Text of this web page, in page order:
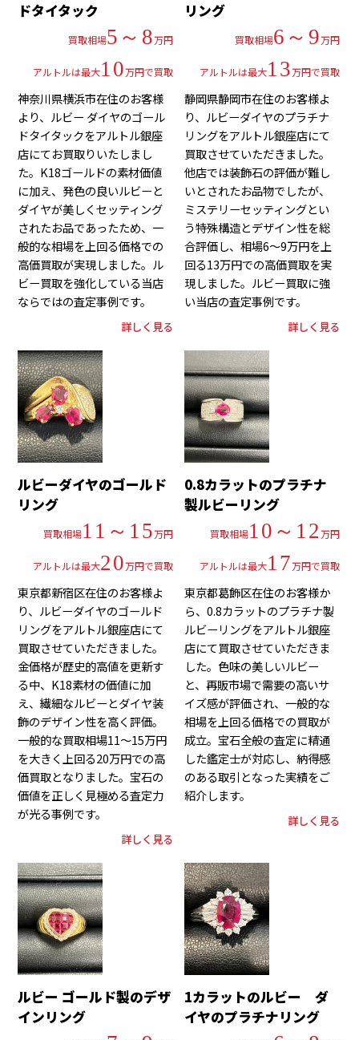
ドタイタック
買取相場5～8万円
アルトルは最大10万円で買取
神奈川県横浜市在住のお客様
より、ルビー ダイヤのゴール
ドタイタックをアルトル銀座
店にてお買取りいたしまし
た。K18ゴールドの素材価値
に加え、発色の良いルビーと
ダイヤが美しくセッティング
されたお品であったため、一
般的な相場を上回る価格での
高価買取が実現しました。ル
ビー買取を強化している当店
ならではの査定事例です。
詳しく見る
リング
買取相場6～9万円
アルトルは最大13万円で買取
静岡県静岡市在住のお客様よ
り、ルビーダイヤのプラチナ
リングをアルトル銀座店にて
買取させていただきました。
他店では装飾石の評価が難し
いとされたお品物でしたが、
ミステリーセッティングとい
う特殊構造とデザイン性を総
合評価し、相場6～9万円を上
回る13万円での高価買取を実
現しました。ルビー買取に強
い当店の査定事例です。
詳しく見る
ルビーダイヤのゴールド
リング
買取相場11～15万円
アルトルは最大20万円で買取
東京都新宿区在住のお客様よ
り、ルビーダイヤのゴールド
リングをアルトル銀座店にて
買取させていただきました。
金価格が歴史的高値を更新す
る中、K18素材の価値に加
え、繊細なルビーとダイヤ装
飾のデザイン性を高く評価。
一般的な買取相場11～15万円
を大きく上回る20万円での高
価買取となりました。宝石の
価値を正しく見極める査定力
が光る事例です。
詳しく見る
0.8カラットのプラチナ
製ルビーリング
買取相場10～12万円
アルトルは最大17万円で買取
東京都葛飾区在住のお客様か
ら、0.8カラットのプラチナ製
ルビーリングをアルトル銀座
店にて買取させていただきま
した。色味の美しいルビー
と、再販市場で需要の高いサ
イズ感が評価され、一般的な
相場を上回る価格での買取が
成立。宝石全般の査定に精通
した鑑定士が対応し、納得感
のある取引となった実績をご
紹介します。
詳しく見る
ルビー ゴールド製のデザ
インリング
1カラットのルビー ダ
イヤのプラチナリング